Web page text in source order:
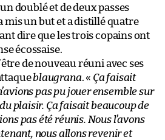
doublé et de deux passes
mis un but et a distillé quatre
dire que les trois copains ont
écossaise.
de nouveau réuni avec ses
blaugrana. « Ça faisait
pas pu jouer ensemble sur
plaisir. Ça faisait beaucoup de
pas été réunis. Nous l’avons
nous allons revenir et